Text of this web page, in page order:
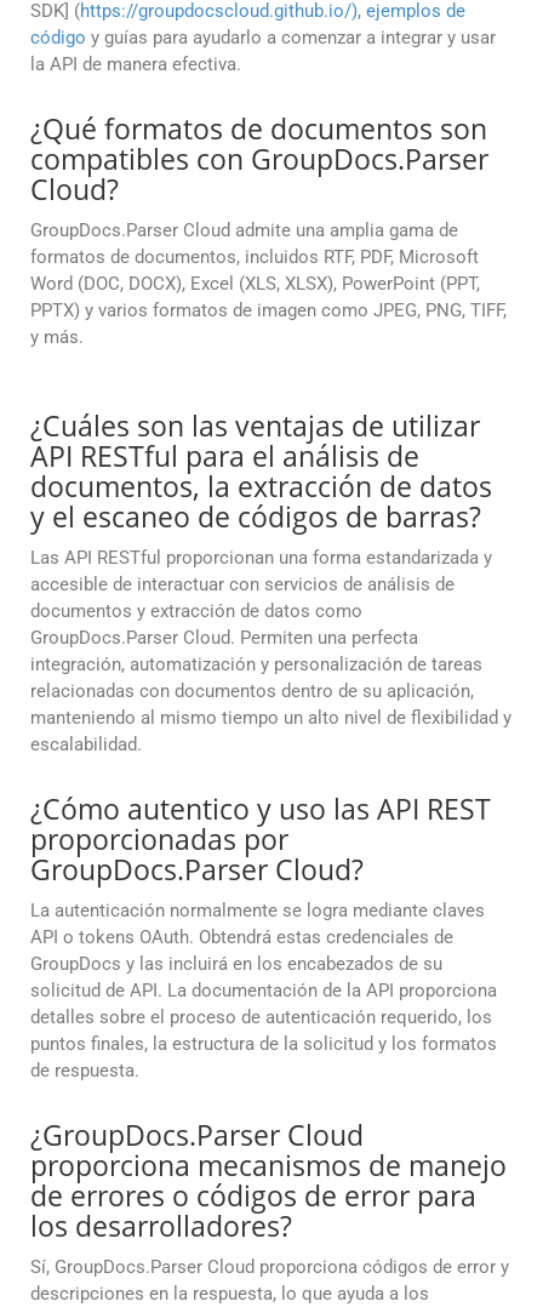
SDK] (https://groupdocscloud.github.io/), ejemplos de
código y guías para ayudarlo a comenzar a integrar y usar
la API de manera efectiva.
¿Qué formatos de documentos son
compatibles con GroupDocs.Parser
Cloud?
GroupDocs.Parser Cloud admite una amplia gama de
formatos de documentos, incluidos RTF, PDF, Microsoft
Word (DOC, DOCX), Excel (XLS, XLSX), PowerPoint (PPT,
PPTX) y varios formatos de imagen como JPEG, PNG, TIFF,
y más.
¿Cuáles son las ventajas de utilizar
API RESTful para el análisis de
documentos, la extracción de datos
y el escaneo de códigos de barras?
Las API RESTful proporcionan una forma estandarizada y
accesible de interactuar con servicios de análisis de
documentos y extracción de datos como
GroupDocs.Parser Cloud. Permiten una perfecta
integración, automatización y personalización de tareas
relacionadas con documentos dentro de su aplicación,
manteniendo al mismo tiempo un alto nivel de flexibilidad y
escalabilidad.
¿Cómo autentico y uso las API REST
proporcionadas por
GroupDocs.Parser Cloud?
La autenticación normalmente se logra mediante claves
API o tokens OAuth. Obtendrá estas credenciales de
GroupDocs y las incluirá en los encabezados de su
solicitud de API. La documentación de la API proporciona
detalles sobre el proceso de autenticación requerido, los
puntos finales, la estructura de la solicitud y los formatos
de respuesta.
¿GroupDocs.Parser Cloud
proporciona mecanismos de manejo
de errores o códigos de error para
los desarrolladores?
Sí, GroupDocs.Parser Cloud proporciona códigos de error y
descripciones en la respuesta, lo que ayuda a los